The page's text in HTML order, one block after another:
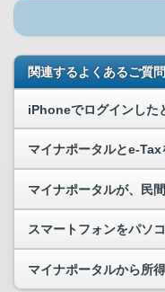
関連するよくあるご質問